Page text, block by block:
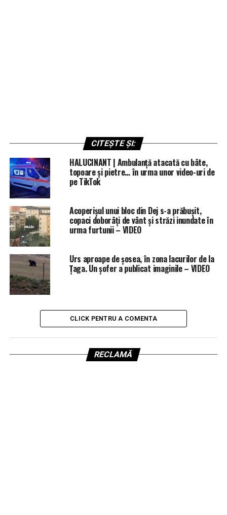
CITEȘTE ȘI:
HALUCINANT | Ambulanță atacată cu bâte,
topoare și pietre… în urma unor video-uri de
pe TikTok
Acoperișul unui bloc din Dej s-a prăbușit,
copaci doborâți de vânt și străzi inundate în
urma furtunii – VIDEO
Urs aproape de șosea, în zona lacurilor de la
Țaga. Un șofer a publicat imaginile – VIDEO
CLICK PENTRU A COMENTA
RECLAMĂ